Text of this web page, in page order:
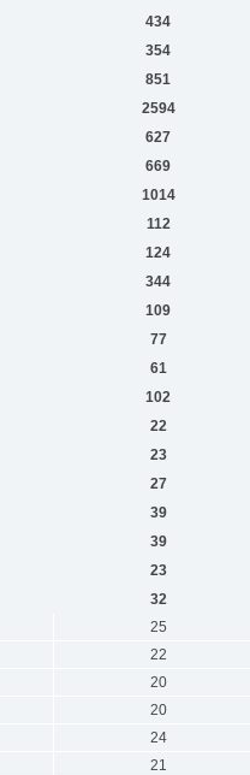
434
354
851
2594
627
669
1014
112
124
344
109
77
61
102
22
23
27
39
39
23
32
25
22
20
20
24
21